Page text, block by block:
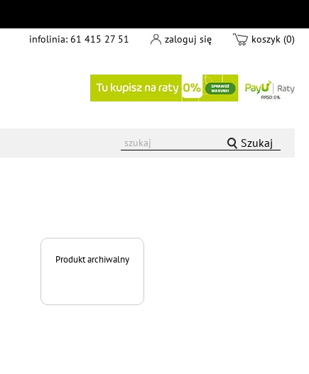
infolinia: 61 415 27 51 zaloguj się koszyk (0)
Szukaj
Produkt archiwalny